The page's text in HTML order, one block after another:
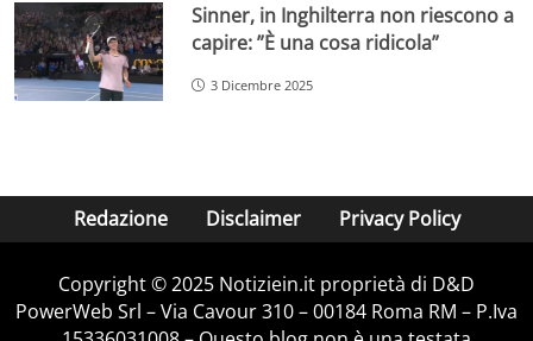
Sinner, in Inghilterra non riescono a
capire: ”È una cosa ridicola”
3 Dicembre 2025
Redazione Disclaimer Privacy Policy
Copyright © 2025 Notiziein.it proprietà di D&D
PowerWeb Srl – Via Cavour 310 – 00184 Roma RM – P.Iva